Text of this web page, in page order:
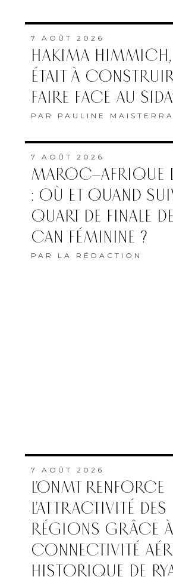
7 AOÛT 2026
HAKIMA HIMMICH,
ÉTAIT À
FAIRE FACE AU
PAR PAULINE MAISTERRA
7 AOÛT 2026
MAROC–AFRIQUE
: OÙ ET QUAND
QUART DE FINALE
CAN FÉMININE ?
PAR LA RÉDACTION
7 AOÛT 2026
L’ONMT RENFORCE
L’ATTRACTIVITÉ DES
RÉGIONS GRÂCE
CONNECTIVITÉ
HISTORIQUE DE